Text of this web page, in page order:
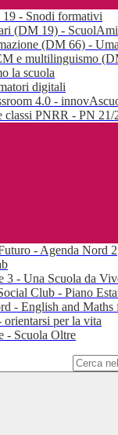
- Snodi formativi
(DM 19) -
(DM 66) -
e multilinguismo
la scuola
digitali
4.0 -
classi PNRR - PN 21/
- Agenda Nord 2
3 - Una Scuola da
Club - Piano
- English and Maths
per la vita
- Scuola Oltre